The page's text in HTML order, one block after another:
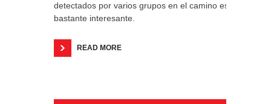
detectados por varios grupos en el camino es
bastante interesante.
READ MORE